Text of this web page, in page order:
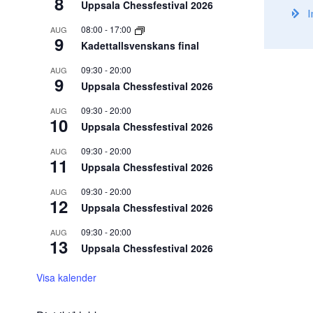
Uppsala Chessfestival 2026
AUG
9
08:00 - 17:00
Kadettallsvenskans final
AUG
9
09:30 -20:00
Uppsala Chessfestival 2026
AUG
10
09:30 -20:00
Uppsala Chessfestival 2026
AUG
11
09:30 -20:00
Uppsala Chessfestival 2026
AUG
12
09:30 -20:00
Uppsala Chessfestival 2026
AUG
13
09:30 -20:00
Uppsala Chessfestival 2026
Visa kalender